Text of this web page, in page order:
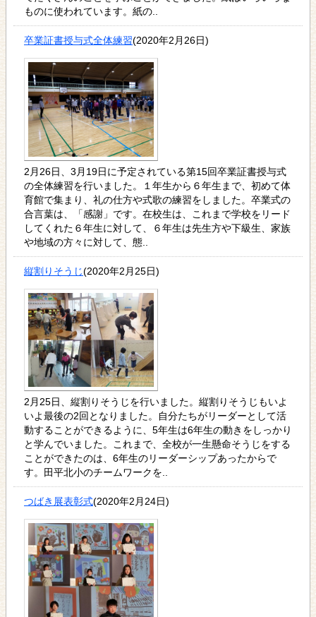
ものに使われています。紙の..
卒業証書授与式全体練習(2020年2月26日)
2月26日、3月19日に予定されている第15回卒業証書授与式
の全体練習を行いました。１年生から６年生まで、初めて体
育館で集まり、礼の仕方や式歌の練習をしました。卒業式の
合言葉は、「感謝」です。在校生は、これまで学校をリード
してくれた６年生に対して、６年生は先生方や下級生、家族
や地域の方々に対して、態..
縦割りそうじ(2020年2月25日)
2月25日、縦割りそうじを行いました。縦割りそうじもいよ
いよ最後の2回となりました。自分たちがリーダーとして活
動することができるように、5年生は6年生の動きをしっかり
と学んでいました。これまで、全校が一生懸命そうじをする
ことができたのは、6年生のリーダーシップあったからで
す。田平北小のチームワークを..
つばき展表彰式(2020年2月24日)